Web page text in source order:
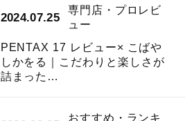
2024.07.25
専門店・プロレビ
ュー
PENTAX 17 レビュー× こばや
しかをる｜こだわりと楽しさが
詰まった…
おすすめ・ランキ